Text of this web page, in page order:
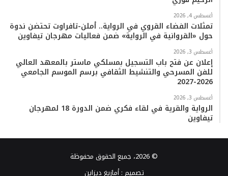
أغسطس 4, 2026
تمثلات الفضاء القروي في الرواية.. أملن-تافراوت تحتضن ندوة
حول «القروانية في الرواية» ضمن فعاليات مهرجان تيفاوين
أغسطس 3, 2026
إعلان عن فتح باب التسجيل بمسلكي ماستر بالمعهد العالي
للفن المسرحي والتنشيط الثقافي برسم الموسم الجامعي
2026-2027
أغسطس 3, 2026
الرواية والقرية في لقاء فكري ضمن الدورة 18 لمهرجان
تيفاوين
© 2026، جميع الحقوق محفوظة
تصميم :أمازيغ ديزاين